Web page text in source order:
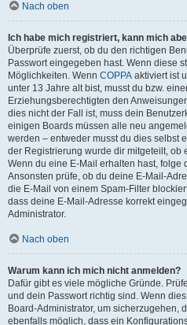
Nach oben
Ich habe mich registriert, kann mich
Überprüfe zuerst, ob du den richtigen
Passwort eingegeben hast. Wenn diese
Möglichkeiten. Wenn COPPA aktiviert ist
unter 13 Jahre alt bist, musst du bzw.
Erziehungsberechtigten den
dies nicht der Fall ist, muss dein
einigen Boards müssen alle neu
werden – entweder musst du dies selbst
der Registrierung wurde dir mitgeteilt, ob
Wenn du eine E-Mail erhalten hast, folge
Ansonsten prüfe, ob du deine E-Mail-
die E-Mail von einem Spam-Filter
dass deine E-Mail-Adresse korrekt
Administrator.
Nach oben
Warum kann ich mich nicht anmelden?
Dafür gibt es viele mögliche Gründe.
und dein Passwort richtig sind. Wenn
Board-Administrator, um sicherzugehen,
ebenfalls möglich, dass ein